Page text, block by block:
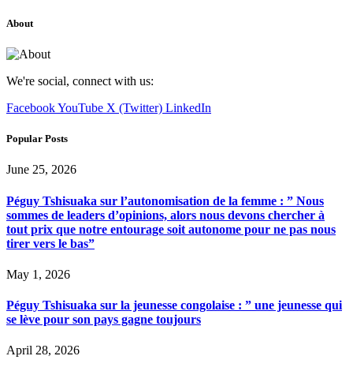
About
We're social, connect with us:
FacebookYouTube X (Twitter) LinkedIn
Popular Posts
June 25, 2026
Péguy Tshisuaka sur l’autonomisation de la femme : ” Nous
sommes de leaders d’opinions, alors nous devons chercher à
tout prix que notre entourage soit autonome pour ne pas nous
tirer vers le bas”
May 1, 2026
Péguy Tshisuaka sur la jeunesse congolaise : ” une jeunesse qui
se lève pour son pays gagne toujours
April 28, 2026